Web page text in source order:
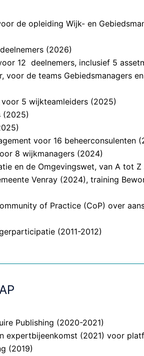
de opleiding Wijk- en
(2026)
12 deelnemers, inclusief 5
de teams Gebiedsmanagers
voor 5 wijkteamleiders (2025)
(2025)
voor 16 beheerconsulenten
8 wijkmanagers (2024)
en de Omgevingswet, van A tot
Venray (2024), training
of Practice (CoP) over
(2011-2012)
Publishing (2020-2021)
expertbijeenkomst (2021) voor
(2019)